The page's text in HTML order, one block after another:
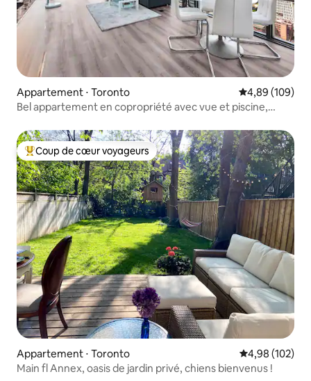
Appartement ⋅ Toronto Évaluation
4,89 (109)
Bel appartement en copropriété avec vue et piscine,
Coups de cœur voyageurs les plus appréciés
Coup de cœur voyageurs
Appartement ⋅ Toronto Évaluation
4,98 (102)
Main fl Annex, oasis de jardin privé, chiens bienvenus !